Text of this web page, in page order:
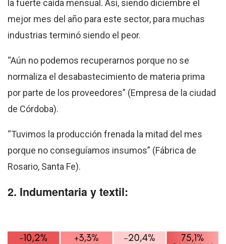
la fuerte caída mensual. Así, siendo diciembre el
mejor mes del año para este sector, para muchas
industrias terminó siendo el peor.
“Aún no podemos recuperarnos porque no se
normaliza el desabastecimiento de materia prima
por parte de los proveedores” (Empresa de la ciudad
de Córdoba).
“Tuvimos la producción frenada la mitad del mes
porque no conseguíamos insumos” (Fábrica de
Rosario, Santa Fe).
2. Indumentaria y textil: